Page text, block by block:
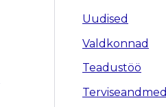
Uudised
Valdkonnad
Teadustöö
Terviseandmed